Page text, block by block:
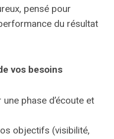
pensé pour
du résultat
vos besoins
phase d’écoute et
objectifs (visibilité,